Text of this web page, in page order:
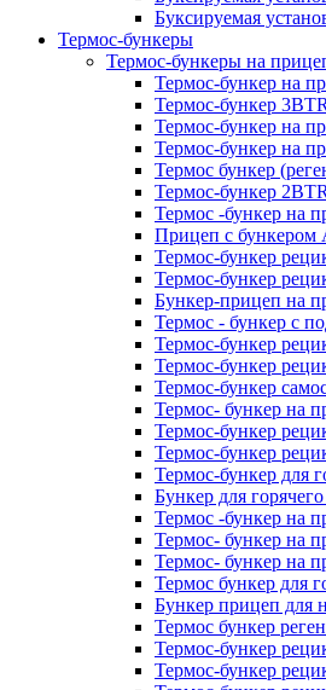
Буксируемая
Термос-бункеры
Термос-бункеры на
Термос-бункер на
Термос-бункер
Термос-бункер на
Термос-бункер на
Термос бункер
Термос-бункер
Термос -бункер на
Прицеп с бункером
Термос-бункер
Термос-бункер
Бункер-прицеп на
Термос - бункер с
Термос-бункер
Термос-бункер
Термос-бункер
Термос- бункер на
Термос-бункер
Термос-бункер
Термос-бункер для
Бункер для
Термос -бункер на
Термос- бункер на
Термос- бункер на
Термос бункер для
Бункер прицеп для
Термос бункер
Термос-бункер
Термос-бункер